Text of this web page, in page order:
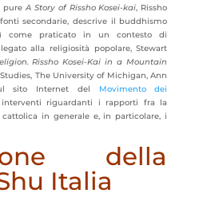
pureA Story of Rissho Kosei-kai, Rissho
fonti secondarie, descrive il buddhismo
come praticato in un contesto di
alla religiosità popolare, Stewart
Rissho Kosei-Kai in a Mountain
The University of Michigan, Ann
sito Internet del
Movimento dei
riguardanti i rapporti fra la
cattolica in generale e, in particolare, i
della
Italia